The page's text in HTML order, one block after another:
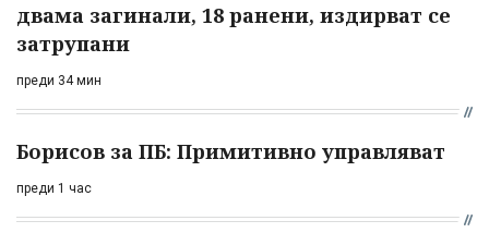
двама загинали, 18 ранени, издирват се
затрупани
преди 34 мин
Борисов за ПБ: Примитивно управляват
преди 1 час